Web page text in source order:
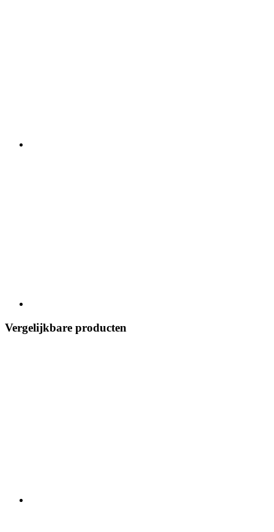
Vergelijkbare producten